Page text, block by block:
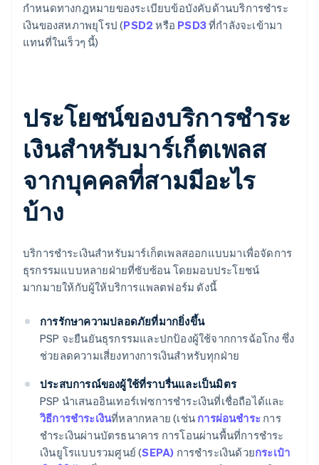
กำหนดทางกฎหมายของระเบียบข้อบังคับด้านบริการชำระ
เงินของสหภาพยุโรป (PSD2 หรือ PSD3ที่กำลังจะเข้ามา
แทนที่ในเร็วๆ นี้)
ประโยชน์ของบริการชำระ
เงินสำหรับมาร์เก็ตเพลส
จากบุคคลที่สามมีอะไร
บ้าง
บริการชำระเงินสำหรับมาร์เก็ตเพลสออกแบบมาเพื่อจัดการ
ธุรกรรมแบบหลายฝ่ายที่ซับซ้อน โดยมอบประโยชน์
มากมายให้กับผู้ให้บริการแพลตฟอร์ม ดังนี้
การรักษาความปลอดภัยที่มากยิ่งขึ้น
PSP จะยืนยันธุรกรรมและปกป้องผู้ใช้จากการฉ้อโกง ซึ่ง
ช่วยลดความเสี่ยงทางการเงินสำหรับทุกฝ่าย
ประสบการณ์ของผู้ใช้ที่ราบรื่นและเป็นมิตร
PSP นำเสนออินเทอร์เฟซการชำระเงินที่เชื่อถือได้และ
วิธีการชำระเงินที่หลากหลาย (เช่น การผ่อนชำระ การ
ชำระเงินผ่านบัตรธนาคาร การโอนผ่านพื้นที่การชำระ
เงินยูโรแบบรวมศูนย์ (SEPA) การชำระเงินด้วยกระเป๋า